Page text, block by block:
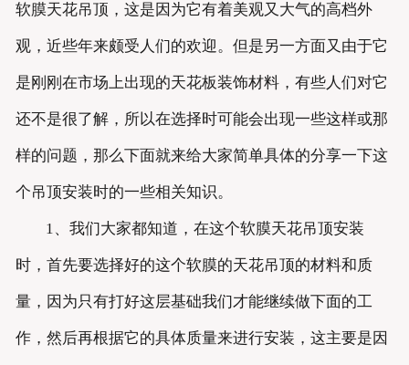
软膜天花吊顶，这是因为它有着美观又大气的高档外
观，近些年来颇受人们的欢迎。但是另一方面又由于它
是刚刚在市场上出现的天花板装饰材料，有些人们对它
还不是很了解，所以在选择时可能会出现一些这样或那
样的问题，那么下面就来给大家简单具体的分享一下这
个吊顶安装时的一些相关知识。
1、我们大家都知道，在这个软膜天花吊顶安装
时，首先要选择好的这个软膜的天花吊顶的材料和质
量，因为只有打好这层基础我们才能继续做下面的工
作，然后再根据它的具体质量来进行安装，这主要是因